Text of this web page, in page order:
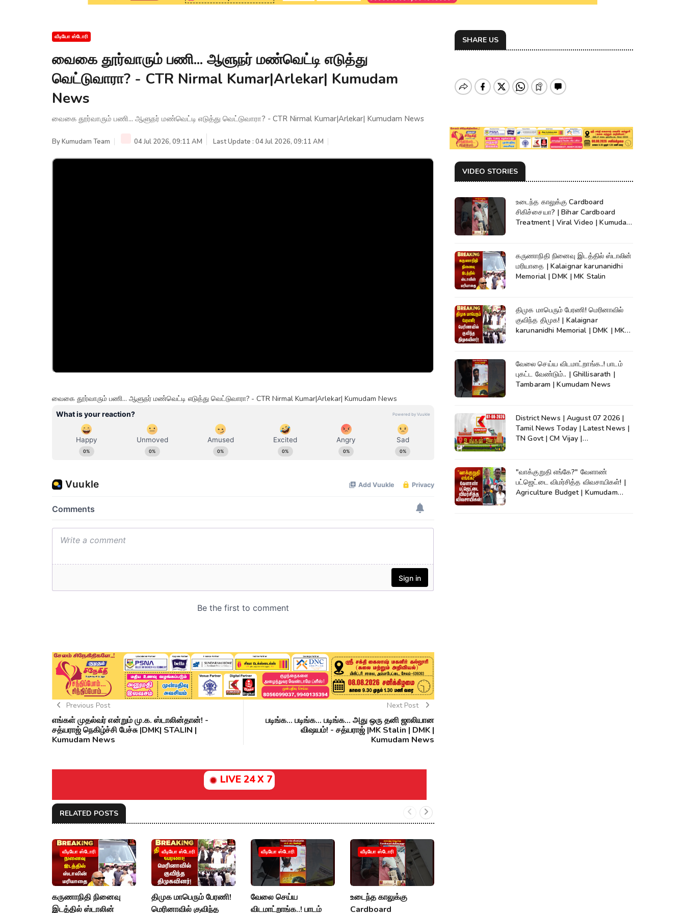
வீடியோ ஸ்டோரி
வைகை தூர்வாரும் பணி... ஆளுநர் மண்வெட்டி எடுத்து
வெட்டுவாரா? - CTR Nirmal Kumar|Arlekar| Kumudam
News
வைகை தூர்வாரும் பணி... ஆளுநர் மண்வெட்டி எடுத்து வெட்டுவாரா? - CTR Nirmal Kumar|Arlekar| Kumudam News
ByKumudam Team 04 Jul 2026, 09:11 AM Last Update : 04 Jul 2026, 09:11 AM
வைகை தூர்வாரும் பணி... ஆளுநர் மண்வெட்டி எடுத்து வெட்டுவாரா? - CTR Nirmal Kumar|Arlekar| Kumudam News
Previous Post
எங்கள் முதல்வர் என்றும் மு.க. ஸ்டாலின்தான்! -
சத்யராஜ் நெகிழ்ச்சி பேச்சு |DMK| STALIN |
Kumudam News
Next Post
படிங்க... படிங்க... படிங்க... அது ஒரு தனி ஜாலியான
விஷயம்! - சத்யராஜ் |MK Stalin | DMK |
Kumudam News
LIVE 24 X 7
RELATED POSTS
வீடியோ ஸ்டோரி
கருணாநிதி நினைவு
இடத்தில் ஸ்டாலின்
வீடியோ ஸ்டோரி
திமுக மாபெரும் பேரணி!
மெரினாவில் குவிந்த
வீடியோ ஸ்டோரி
வேலை செய்ய
விடமாட்றாங்க..! பாடம்
வீடியோ ஸ்டோரி
உடைந்த காலுக்கு
Cardboard
SHARE US
VIDEO STORIES
உடைந்த காலுக்கு Cardboard
சிகிச்சையா? | Bihar Cardboard
Treatment | Viral Video | Kumudam
கருணாநிதி நினைவு இடத்தில் ஸ்டாலின்
மரியாதை | Kalaignar karunanidhi
Memorial | DMK | MK Stalin
திமுக மாபெரும் பேரணி! மெரினாவில்
குவிந்த திமுக! | Kalaignar
karunanidhi Memorial | DMK | MK
வேலை செய்ய விடமாட்றாங்க..! பாடம்
புகட்ட வேண்டும்.. | Ghillisarath |
Tambaram | Kumudam News
District News | August 07 2026 |
Tamil News Today | Latest News |
TN Govt | CM Vijay |
"வாக்குறுதி எங்கே?" வேளாண்
பட்ஜெட்டை விமர்சித்த விவசாயிகள்! |
Agriculture Budget | Kumudam